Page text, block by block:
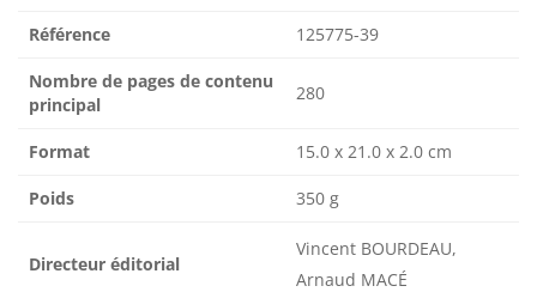
Référence 125775-39
Nombre de pages de contenu
principal
280
Format 15.0 x 21.0 x 2.0 cm
Poids 350 g
Directeur éditorial
Vincent BOURDEAU,
Arnaud MACÉ